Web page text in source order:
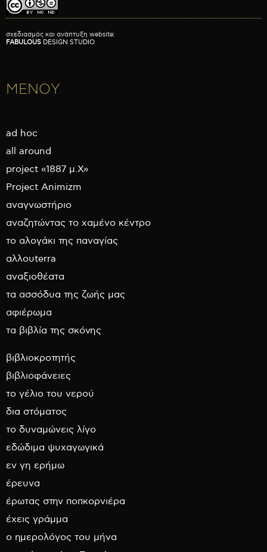
σχεδιασμός και ανάπτυξη website:
FABULOUS DESIGN STUDIO
ΜΕΝΟΥ
ad hoc
all around
project «1887 μ.Χ»
Project Animizm
αναγνωστήριο
αναζητώντας το χαμένο κέντρο
το αλογάκι της παναγίας
αλλουterra
αναξιοθέατα
τα ασσόδυα της ζωής μας
αφιέρωμα
τα βιβλία της σκόνης
βιβλιοκροτητής
βιβλιοφάνειες
το γέλιο του νερού
δια στόματος
το δυναμώνεις λίγο
εδώδιμα ψυχαγωγικά
εν γη ερήμω
έρευνα
έρωτας στην ποπκορνιέρα
έχεις γράμμα
ο ημερολόγος του μήνα